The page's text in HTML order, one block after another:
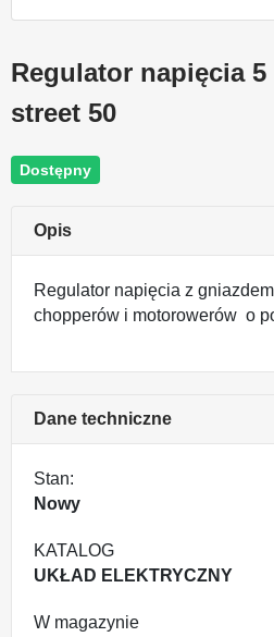
Regulator napięcia
street 50
Dostępny
Opis
Regulator napięcia z
chopperów i motorowerów o
Dane techniczne
Stan:
Nowy
KATALOG
UKŁAD ELEKTRYCZNY
W magazynie